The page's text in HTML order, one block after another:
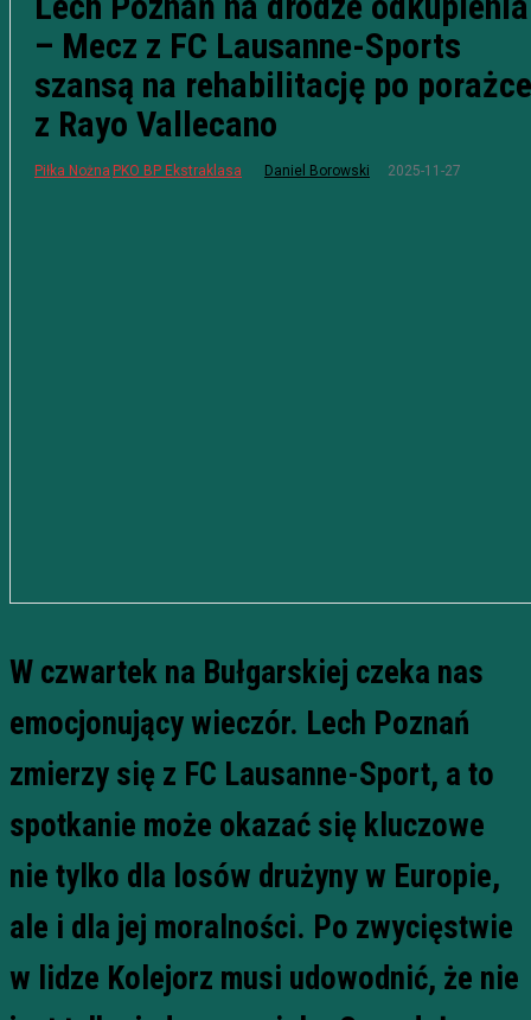
– Mecz z FC Lausanne-Sports
szansą na rehabilitację po porażce
z Rayo Vallecano
Piłka Nożna PKO BP Ekstraklasa Daniel Borowski 2025-11-27
W czwartek na Bułgarskiej czeka nas
emocjonujący wieczór. Lech Poznań
zmierzy się z FC Lausanne-Sport, a to
spotkanie może okazać się kluczowe
nie tylko dla losów drużyny w Europie,
ale i dla jej moralności. Po zwycięstwie
w lidze Kolejorz musi udowodnić, że nie